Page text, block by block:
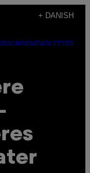
+ DANISH
NEWSLETTER